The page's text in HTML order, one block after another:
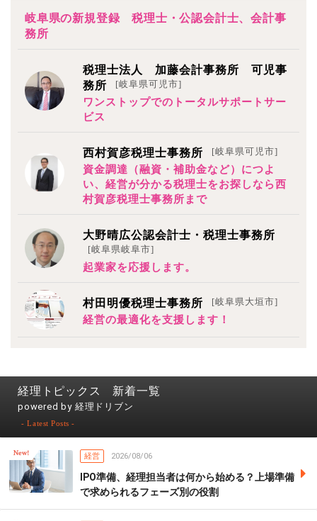
岐阜県の新規登録 税理士・公認会計士、会計事
務所
税理士法人 加藤会計事務所 可児事
務所
[岐阜県可児市]
ワンストップでのトータルサポートサー
ビス
西村賀彦税理士事務所 [岐阜県可児市]
資金調達（融資・補助金など）につよ
い、経営が分かる税理士をお探しなら西
村賀彦税理士事務所まで
大野晴広公認会計士・税理士事務所
[岐阜県岐阜市]
起業家を応援します。
村田明優税理士事務所 [岐阜県大垣市]
経営の最適化を支援します！
経理トピックス 新着一覧
powered by 経理ドリブン
- Latest Posts -
経営 2026/08/06
IPO準備、経理担当者は何から始める？上場準備
で求められるフェーズ別の役割